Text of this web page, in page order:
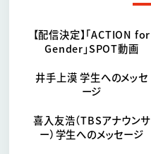
【配信決定】「ACTION for
Gender」SPOT動画
井手上漠 学生へのメッセ
ージ
喜入友浩（TBSアナウンサ
ー）学生へのメッセージ